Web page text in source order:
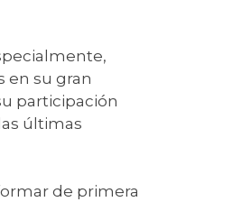
en su gran
participación
últimas
de primera